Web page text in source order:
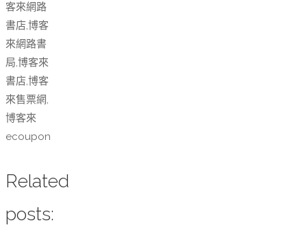
客來網路
書店,博客
來網路書
局,博客來
書店,博客
來售票網,
博客來
ecoupon
Related
posts: